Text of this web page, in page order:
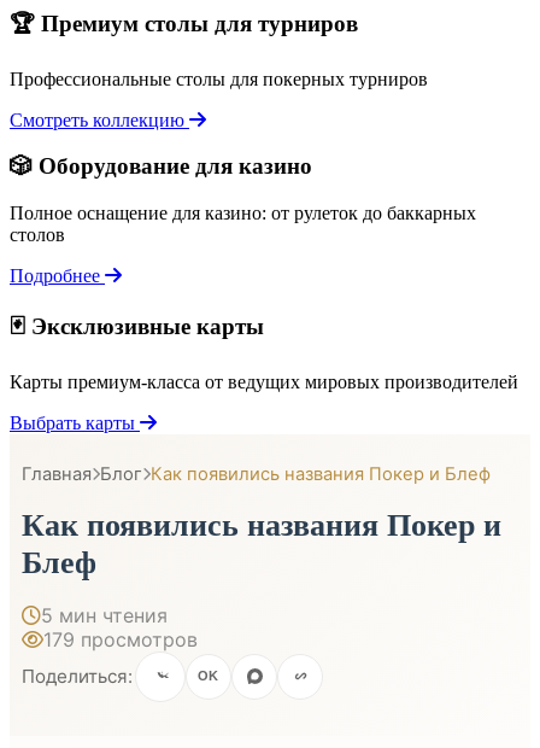
🏆 Премиум столы для турниров
Профессиональные столы для покерных турниров
Смотреть коллекцию
🎲 Оборудование для казино
Полное оснащение для казино: от рулеток до баккарных
столов
Подробнее
🃏 Эксклюзивные карты
Карты премиум-класса от ведущих мировых производителей
Выбрать карты
Главная Блог Как появились названия Покер и Блеф
Как появились названия Покер и
Блеф
5 мин чтения
179 просмотров
Поделиться: OK